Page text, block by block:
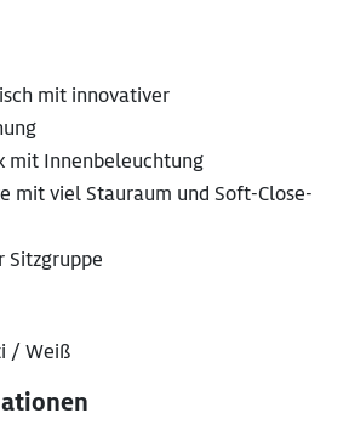
mit innovativer
mit Innenbeleuchtung
mit viel Stauraum und Soft-Close-
Sitzgruppe
/ Weiß